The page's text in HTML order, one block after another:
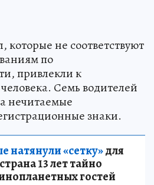
которые не соответствуют
по
привлекли к
Семь водителей
нечитаемые
знаки.
натянули «сетку»для
13 лет тайно
гостей